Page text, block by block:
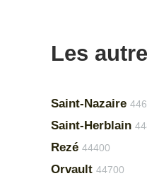
Les
Saint-Nazaire
Saint-Herblain
Rezé 44400
Orvault 44700